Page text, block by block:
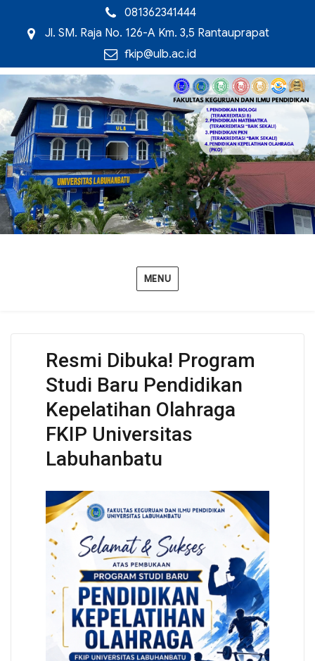
081362341444
Jl. SM. Raja No. 126-A Km. 3,5 Rantauprapat
fkip@ulb.ac.id
MENU
Resmi Dibuka! Program
Studi Baru Pendidikan
Kepelatihan Olahraga
FKIP Universitas
Labuhanbatu